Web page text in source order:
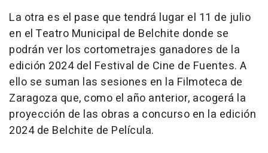
La otra es el pase que tendrá lugar el 11 de julio
en el Teatro Municipal de Belchite donde se
podrán ver los cortometrajes ganadores de la
edición 2024 del Festival de Cine de Fuentes. A
ello se suman las sesiones en la Filmoteca de
Zaragoza que, como el año anterior, acogerá la
proyección de las obras a concurso en la edición
2024 de Belchite de Película.